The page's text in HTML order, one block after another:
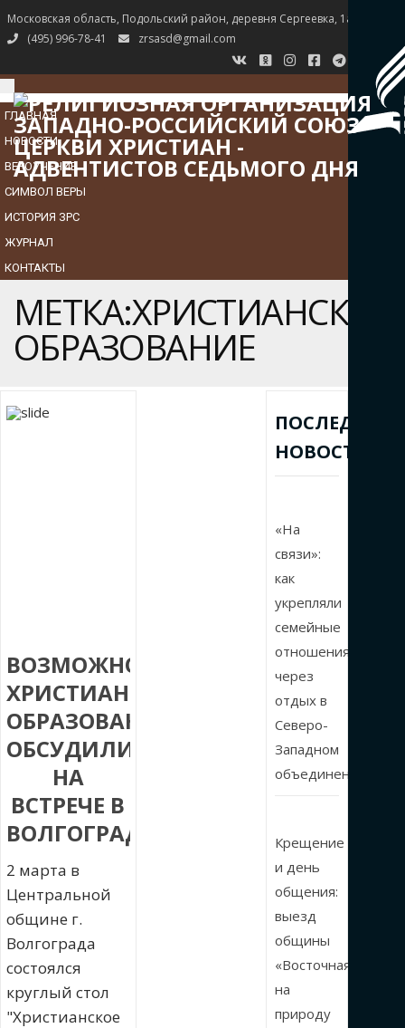
Московская область, Подольский район, деревня Сергеевка, 1а
(495) 996-78-41
zrsasd@gmail.com
TOGGLE
NAVIGATION
ГЛАВНАЯ
НОВОСТИ
ВЕРОУЧЕНИЕ
СИМВОЛ ВЕРЫ
ИСТОРИЯ ЗРС
ЖУРНАЛ
КОНТАКТЫ
МЕТКА:ХРИСТИАНСКОЕ
ОБРАЗОВАНИЕ
ВОЗМОЖНОСТИ
ХРИСТИАНСКОГО
ОБРАЗОВАНИЯ
ОБСУДИЛИ
НА
ВСТРЕЧЕ В
ВОЛГОГРАДЕ
2 марта в
Центральной
общине г.
Волгограда
состоялся
круглый стол
"Христианское
ПОСЛЕДНИЕ
НОВОСТИ
«На
связи»:
как
укрепляли
семейные
отношения
через
отдых в
Северо-
Западном
объединении
Крещение
и день
общения:
выезд
общины
«Восточная»
на
природу